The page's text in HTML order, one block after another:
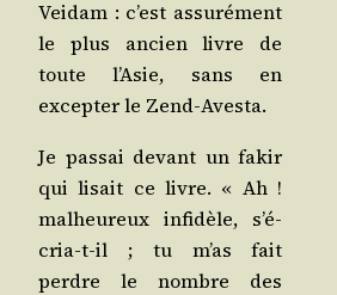
Vei­dam : c’est assu­ré­ment
le plus ancien livre de
toute l’A­sie, sans en
excep­ter le Zend-Avesta.
Je pas­sai devant un fakir
qui lisait ce livre. « Ah !
mal­heu­reux infi­dèle, s’é­
cria-t-il ; tu m’as fait
perdre le nombre des